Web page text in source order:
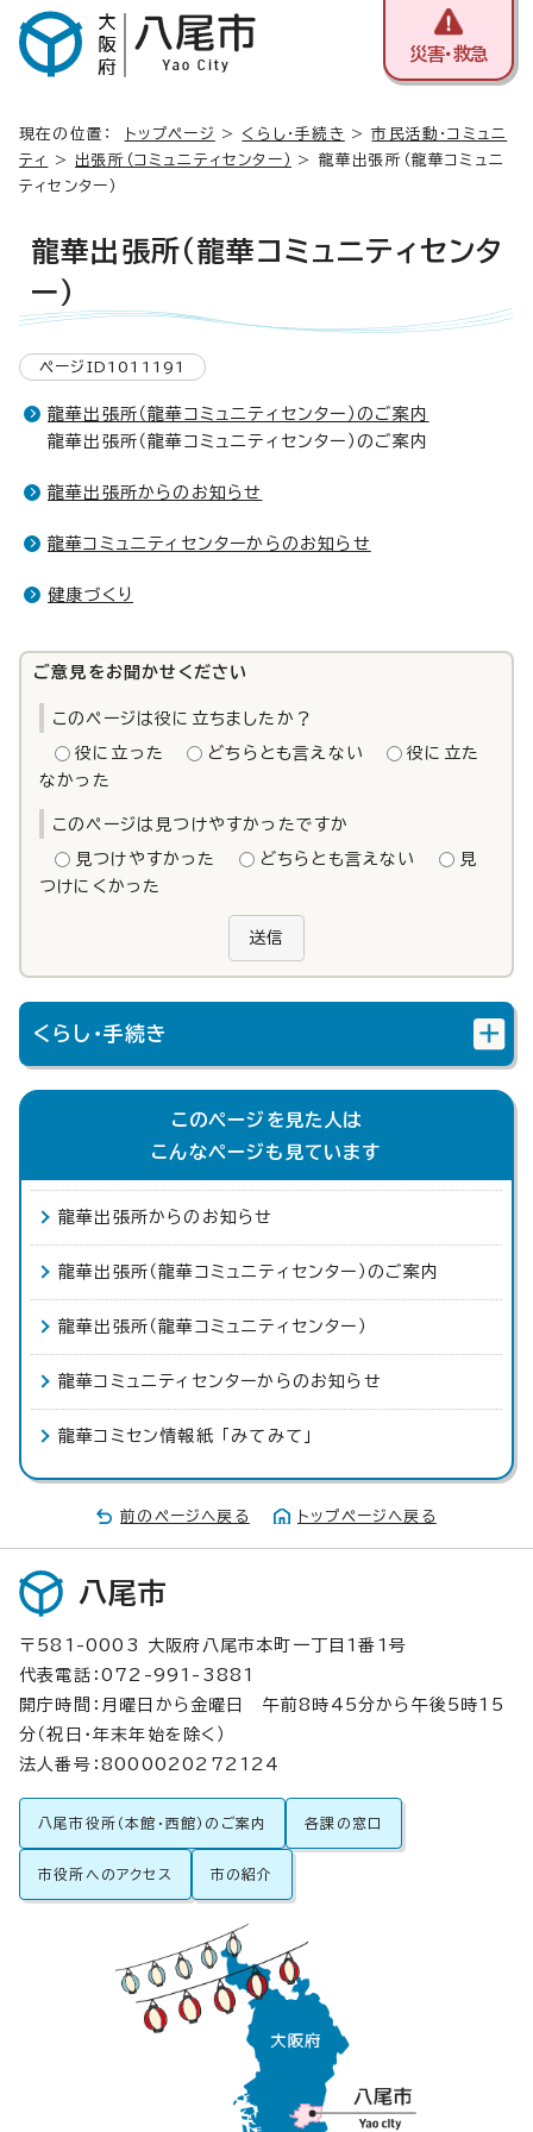
災害・救急
現在の位置： トップページ > くらし・手続き >市民活動・コミュニ
ティ
> 出張所（コミュニティセンター）
> 龍華出張所（龍華コミュニ
ティセンター）
龍華出張所（龍華コミュニティセンタ
ー）
ページID1011191
龍華出張所（龍華コミュニティセンター）のご案内
龍華出張所（龍華コミュニティセンター）のご案内
龍華出張所からのお知らせ
龍華コミュニティセンターからのお知らせ
健康づくり
ご意見をお聞かせください
このページは役に立ちましたか？
役に立った どちらとも言えない
役に立た
なかった
このページは見つけやすかったですか
見つけやすかった どちらとも言えない
見
つけにくかった
送信
くらし・手続き
このページを見た人は
こんなページも見ています
龍華出張所からのお知らせ
龍華出張所（龍華コミュニティセンター）のご案内
龍華出張所（龍華コミュニティセンター）
龍華コミュニティセンターからのお知らせ
龍華コミセン情報紙 「みてみて」
前のページへ戻る トップページへ戻る
八尾市
〒581-0003 大阪府八尾市本町一丁目1番1号
代表電話：072-991-3881
開庁時間：月曜日から金曜日 午前8時45分から午後5時15
分（祝日・年末年始を除く）
法人番号：8000020272124
八尾市役所（本館・西館）のご案内 各課の窓口
市役所へのアクセス 市の紹介